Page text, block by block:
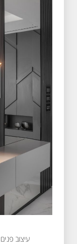
עיצוב